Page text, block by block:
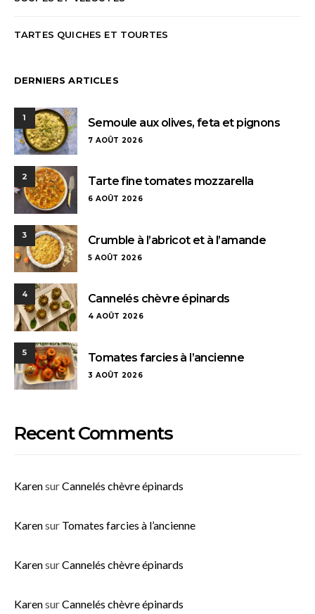
TARTES QUICHES ET TOURTES
DERNIERS ARTICLES
1 Semoule aux olives, feta et pignons
7 AOÛT 2026
2 Tarte fine tomates mozzarella
6 AOÛT 2026
3 Crumble à l’abricot et à l’amande
5 AOÛT 2026
4 Cannelés chèvre épinards
4 AOÛT 2026
5 Tomates farcies à l’ancienne
3 AOÛT 2026
Recent Comments
KarensurCannelés chèvre épinards
Karensur Tomates farcies à l’ancienne
KarensurCannelés chèvre épinards
KarensurCannelés chèvre épinards